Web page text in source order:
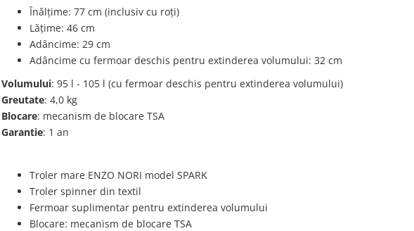
Înălțime: 77 cm (inclusiv cu roți)
Lățime: 46 cm
Adâncime: 29 cm
Adâncime cu fermoar deschis pentru extinderea volumului: 32 cm
Volumului: 95 l - 105 l (cu fermoar deschis pentru extinderea volumului)
Greutate: 4,0 kg
Blocare: mecanism de blocare TSA
Garantie: 1 an
Troler mare ENZO NORI model SPARK
Troler spinner din textil
Fermoar suplimentar pentru extinderea volumului
Blocare: mecanism de blocare TSA